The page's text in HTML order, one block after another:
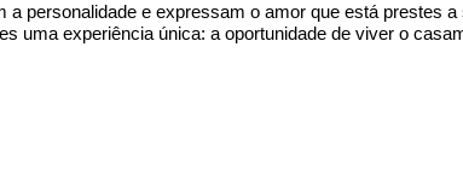
personalidade e expressam o amor que está prestes
uma experiência única: a oportunidade de viver o